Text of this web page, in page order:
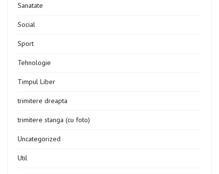
Sanatate
Social
Sport
Tehnologie
Timpul Liber
trimitere dreapta
trimitere stanga (cu foto)
Uncategorized
Util